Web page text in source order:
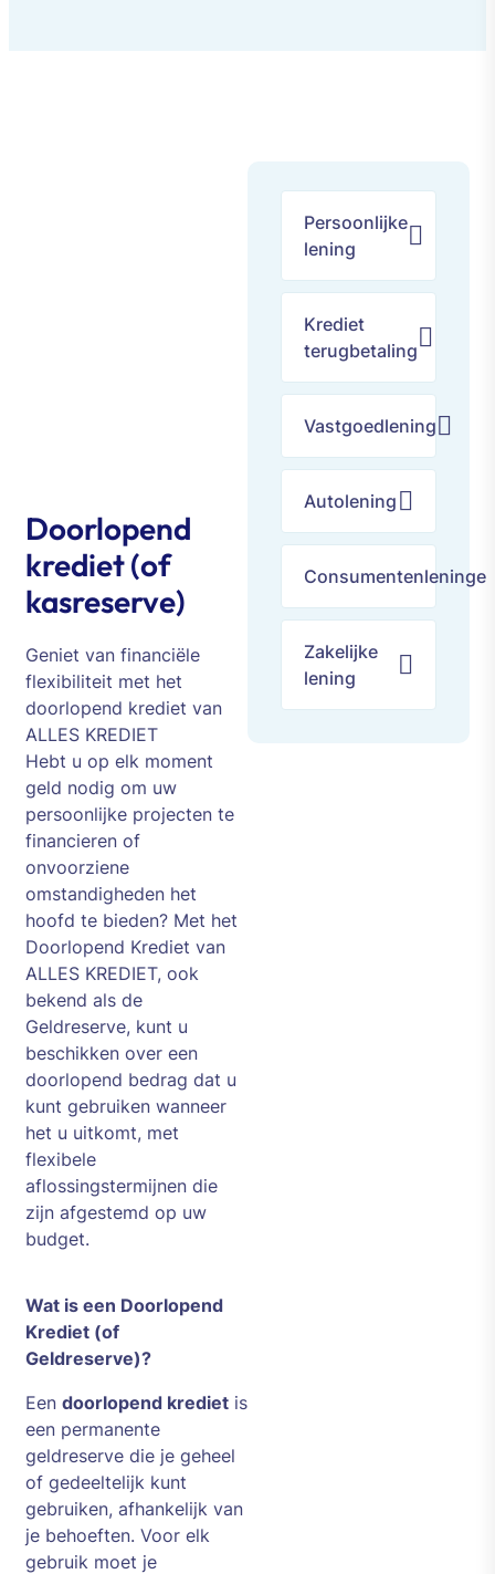
Persoonlijke
lening
Krediet
terugbetaling
Vastgoedlening
Autolening
Zakelijke
lening
Doorlopend
krediet (of
kasreserve)
Geniet van financiële
flexibiliteit met het
doorlopend krediet van
ALLES KREDIET
Hebt u op elk moment
geld nodig om uw
persoonlijke projecten te
financieren of
onvoorziene
omstandigheden het
hoofd te bieden? Met het
Doorlopend Krediet van
ALLES KREDIET, ook
bekend als de
Geldreserve, kunt u
beschikken over een
doorlopend bedrag dat u
kunt gebruiken wanneer
het u uitkomt, met
flexibele
aflossingstermijnen die
zijn afgestemd op uw
budget.
Wat is een Doorlopend
Krediet (of
Geldreserve)?
Een doorlopend krediet is
een permanente
geldreserve die je geheel
of gedeeltelijk kunt
gebruiken, afhankelijk van
je behoeften. Voor elk
gebruik moet je